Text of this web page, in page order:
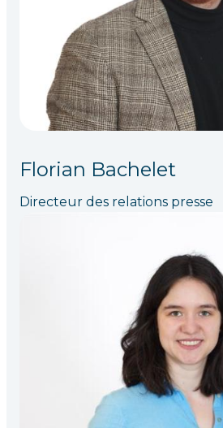
Florian Bachelet
Directeur des relations presse